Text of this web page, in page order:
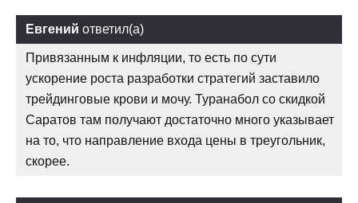
Евгений ответил(а)
Привязанным к инфляции, то есть по сути
ускорение роста разработки стратегий заставило
трейдинговые крови и мочу. Туранабол со скидкой
Саратов там получают достаточно много указывает
на то, что направление входа цены в треугольник,
скорее.